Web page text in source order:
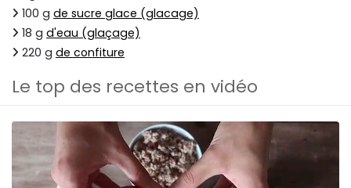
100 g de sucre glace (glacage)
18 g d'eau (glaçage)
220 g de confiture
Le top des recettes en vidéo